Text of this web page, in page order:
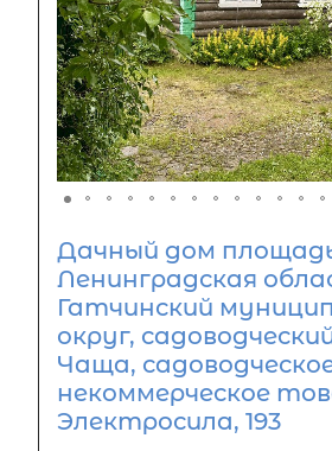
Дачный дом
Ленинградская
Гатчинский
округ,
Чаща,
некоммерческое
Электросила, 193